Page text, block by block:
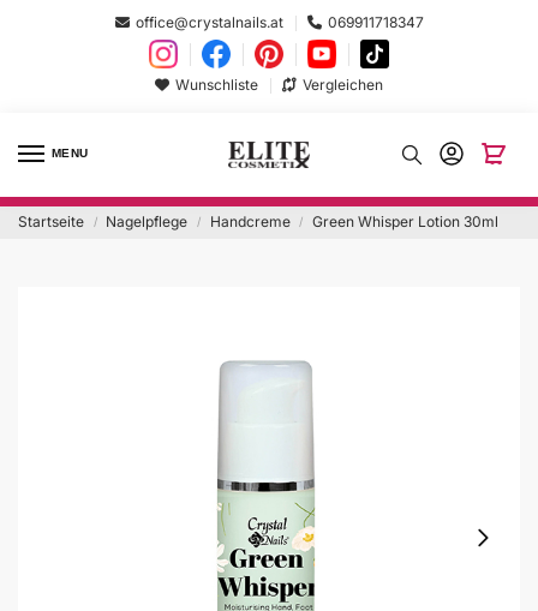
office@crystalnails.at 069911718347
Wunschliste Vergleichen
MENU
Startseite / Nagelpflege / Handcreme / Green Whisper Lotion 30ml